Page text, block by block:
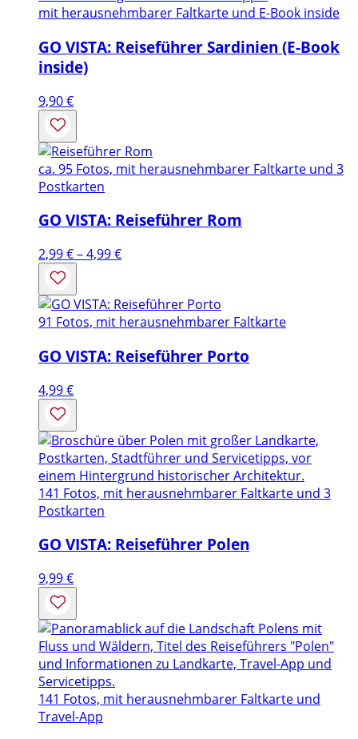
mit herausnehmbarer Faltkarte und E-Book inside
GO VISTA: Reiseführer Sardinien (E-Book
inside)
9,90€
ca. 95 Fotos, mit herausnehmbarer Faltkarte und 3
Postkarten
GO VISTA: Reiseführer Rom
2,99€–4,99€Preisspanne:
4,99 €
91 Fotos, mit herausnehmbarer Faltkarte
GO VISTA: Reiseführer Porto
4,99€
141 Fotos, mit herausnehmbarer Faltkarte und 3
Postkarten
GO VISTA: Reiseführer Polen
9,99€
141 Fotos, mit herausnehmbarer Faltkarte und
Travel-App